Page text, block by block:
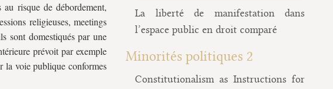
au risque de débordement,
religieuses, meetings
sont domestiqués par une
prévoit par exemple
la voie publique conformes
La liberté de manifestation dans
l’espace public en droit comparé
Minorités politiques 2
Constitutionalism as Instructions for